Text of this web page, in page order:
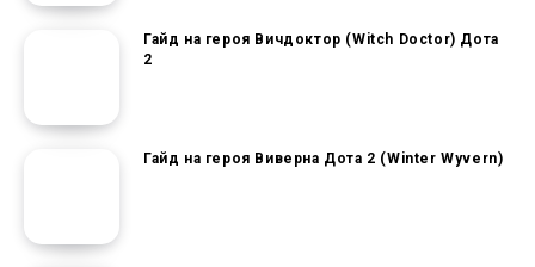
Гайд на героя Вичдоктор (Witch Doctor) Дота
2
Гайд на героя Виверна Дота 2 (Winter Wyvern)